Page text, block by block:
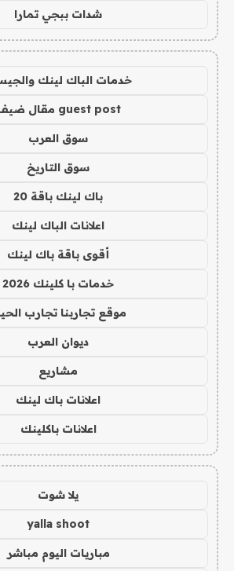
شدات ببجي تمارا
خدمات الباك لينك
guest post مقال ضيف
سوق العرب
سوق التاريخ
باك لينك باقة 20
اعلانات الباك لينك
أقوى باقة باك لينك
خدمات با كلينك 2026
موقع تجاربنا تجارب
ديوان العرب
مشاريع
اعلانات باك لينك
اعلانات باكلينك
يلا شوت
yalla shoot
مباريات اليوم مباشر